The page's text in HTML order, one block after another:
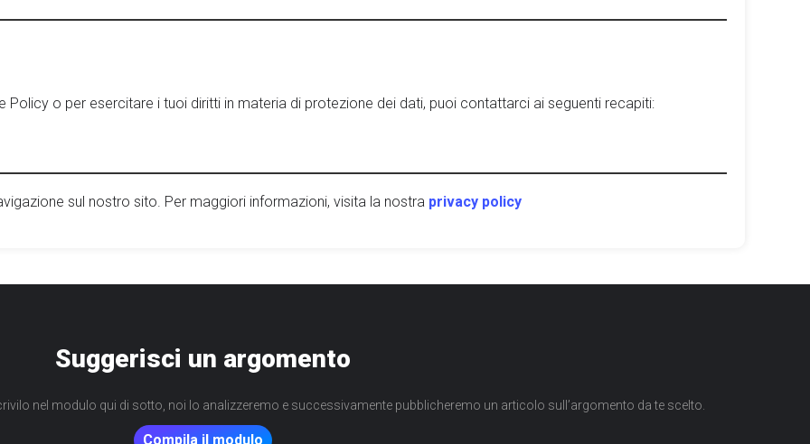
Policy o per esercitare i tuoi diritti in materia di protezione dei dati, puoi contattarci ai seguenti recapiti:
sul nostro sito. Per maggiori informazioni, visita la nostra privacy policy
Suggerisci un argomento
nel modulo qui di sotto, noi lo analizzeremo e successivamente pubblicheremo un articolo sull’argomento da te scelto.
Compila il modulo